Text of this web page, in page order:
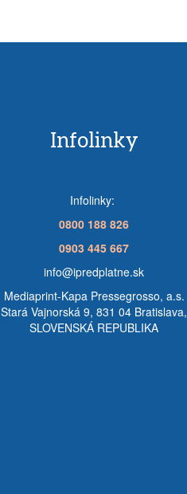
Infolinky
Infolinky:
0800 188 826
0903 445 667
info@ipredplatne.sk
Mediaprint-Kapa Pressegrosso, a.s.
Stará Vajnorská 9, 831 04 Bratislava,
SLOVENSKÁ REPUBLIKA